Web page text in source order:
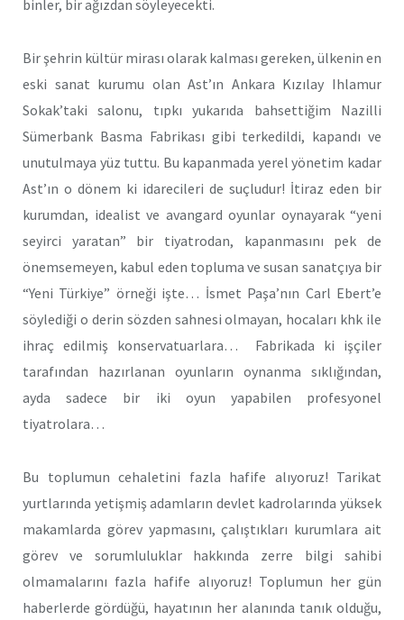
binler, bir ağızdan söyleyecekti.
Bir şehrin kültür mirası olarak kalması gereken, ülkenin en
eski sanat kurumu olan Ast’ın Ankara Kızılay Ihlamur
Sokak’taki salonu, tıpkı yukarıda bahsettiğim Nazilli
Sümerbank Basma Fabrikası gibi terkedildi, kapandı ve
unutulmaya yüz tuttu. Bu kapanmada yerel yönetim kadar
Ast’ın o dönem ki idarecileri de suçludur! İtiraz eden bir
kurumdan, idealist ve avangard oyunlar oynayarak “yeni
seyirci yaratan” bir tiyatrodan, kapanmasını pek de
önemsemeyen, kabul eden topluma ve susan sanatçıya bir
“Yeni Türkiye” örneği işte… İsmet Paşa’nın Carl Ebert’e
söylediği o derin sözden sahnesi olmayan, hocaları khk ile
ihraç edilmiş konservatuarlara… Fabrikada ki işçiler
tarafından hazırlanan oyunların oynanma sıklığından,
ayda sadece bir iki oyun yapabilen profesyonel
tiyatrolara…
Bu toplumun cehaletini fazla hafife alıyoruz! Tarikat
yurtlarında yetişmiş adamların devlet kadrolarında yüksek
makamlarda görev yapmasını, çalıştıkları kurumlara ait
görev ve sorumluluklar hakkında zerre bilgi sahibi
olmamalarını fazla hafife alıyoruz! Toplumun her gün
haberlerde gördüğü, hayatının her alanında tanık olduğu,